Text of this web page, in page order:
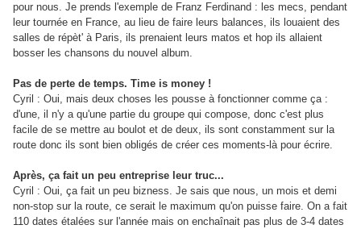
pour nous. Je prends l'exemple de Franz Ferdinand : les mecs, pendant
leur tournée en France, au lieu de faire leurs balances, ils louaient des
salles de répèt' à Paris, ils prenaient leurs matos et hop ils allaient
bosser les chansons du nouvel album.
Pas de perte de temps. Time is money !
Cyril : Oui, mais deux choses les pousse à fonctionner comme ça :
d'une, il n'y a qu'une partie du groupe qui compose, donc c'est plus
facile de se mettre au boulot et de deux, ils sont constamment sur la
route donc ils sont bien obligés de créer ces moments-là pour écrire.
Après, ça fait un peu entreprise leur truc...
Cyril : Oui, ça fait un peu bizness. Je sais que nous, un mois et demi
non-stop sur la route, ce serait le maximum qu'on puisse faire. On a fait
110 dates étalées sur l'année mais on enchaînait pas plus de 3-4 dates